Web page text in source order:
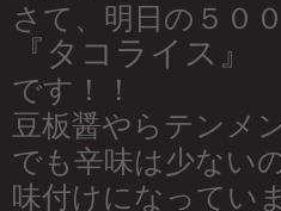
さて、明日の５０
『タコライス』
です！！
豆板醤やらテンメ
でも辛味は少ない
味付けになってい